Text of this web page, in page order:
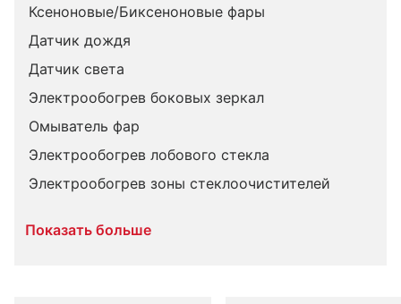
Ксеноновые/Биксеноновые фары
Датчик дождя
Датчик света
Электрообогрев боковых зеркал
Омыватель фар
Электрообогрев лобового стекла
Электрообогрев зоны стеклоочистителей
Показать больше